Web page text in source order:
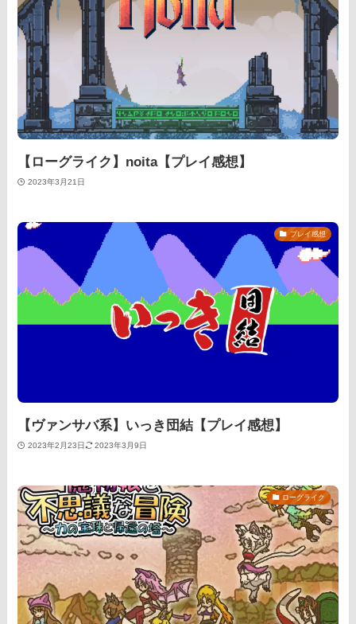
【ローグライク】noita【プレイ感想】
2023年3月21日
プレイ感想
【ヴァンサバ系】いっき団結【プレイ感想】
2023年2月23日 2023年3月9日
ローグライク